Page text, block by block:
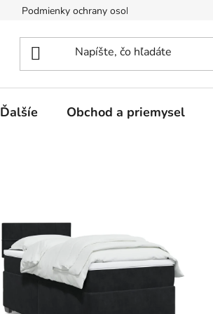
Podmienky ochrany osobných údajov
Ďalšíe Obchod a priemysel